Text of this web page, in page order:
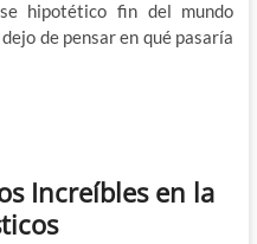
hipotético fin del mundo
de pensar en qué pasaría
Increíbles en la